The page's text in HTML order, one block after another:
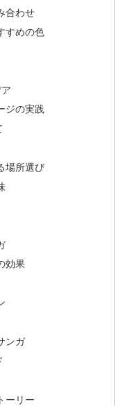
合わせ
すめの色
ジの実践
場所選び
効果
ンガ
ーリー